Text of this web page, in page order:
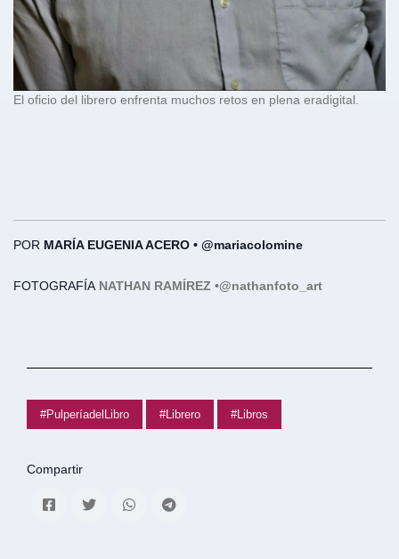
El oficio del librero enfrenta muchos retos en plena eradigital.
POR MARÍA EUGENIA ACERO • @mariacolomine
FOTOGRAFÍA NATHAN RAMÍREZ •@nathanfoto_art
#PulperíadelLibro #Librero #Libros
Compartir